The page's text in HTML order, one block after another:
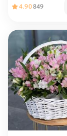
4.90849